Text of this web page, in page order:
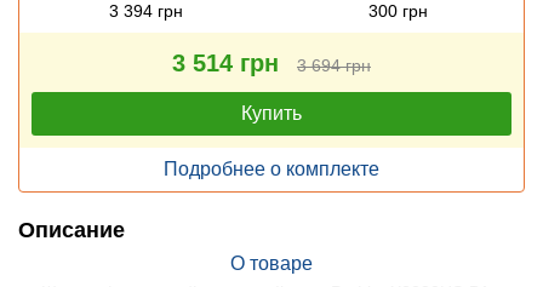
3 394 грн 300 грн
3 514 грн 3 694 грн
Купить
Подробнее о комплекте
Описание
О товаре